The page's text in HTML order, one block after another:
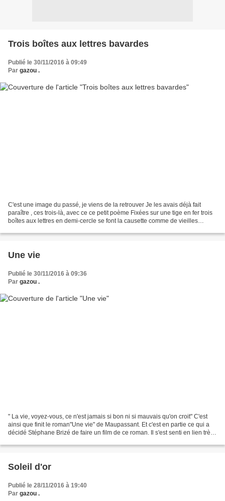
Trois boîtes aux lettres bavardes
Publié le 30/11/2016 à 09:49
Par gazou .
C'est une image du passé, je viens de la retrouver Je les avais déjà fait
paraître , ces trois-là, avec ce ce petit poème Fixées sur une tige en fer trois
boîtes aux lettres en demi-cercle se font la causette comme de vieilles
Une vie
Publié le 30/11/2016 à 09:36
Par gazou .
" La vie, voyez-vous, ce n'est jamais si bon ni si mauvais qu'on croit" C'est
ainsi que finit le roman"Une vie" de Maupassant. Et c'est en partie ce qui a
décidé Stéphane Brizé de faire un film de ce roman. Il s'est senti en lien très
Soleil d'or
Publié le 28/11/2016 à 19:40
Par gazou .